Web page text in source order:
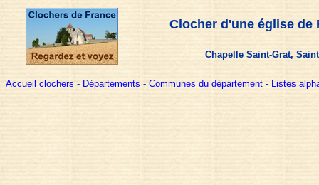
Clocher d'une église de
Chapelle Saint-Grat,
Accueil clochers - Départements - Communes du département - Listes